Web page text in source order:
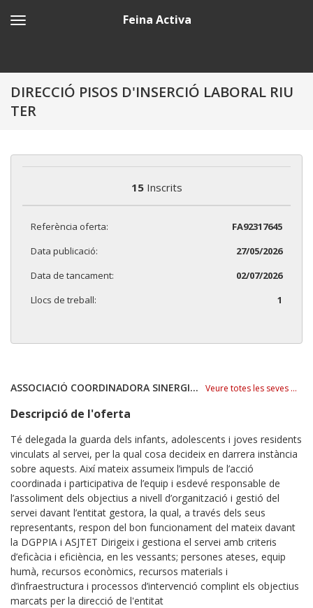
Feina Activa
DIRECCIÓ PISOS D'INSERCIÓ LABORAL RIU
TER
15Inscrits
Referència oferta:
FA92317645
Data publicació:
27/05/2026
Data de tancament:
02/07/2026
Llocs de treball:
1
ASSOCIACIÓ COORDINADORA SINERGIA SOCIAL Veure totes les seves ofertes
Descripció de l'oferta
Té delegada la guarda dels infants, adolescents i joves residents
vinculats al servei, per la qual cosa decideix en darrera instància
sobre aquests. Així mateix assumeix l’impuls de l’acció
coordinada i participativa de l’equip i esdevé responsable de
l’assoliment dels objectius a nivell d’organització i gestió del
servei davant l’entitat gestora, la qual, a través dels seus
representants, respon del bon funcionament del mateix davant
la DGPPIA i ASJTET Dirigeix i gestiona el servei amb criteris
d’eficàcia i eficiència, en les vessants; persones ateses, equip
humà, recursos econòmics, recursos materials i
d’infraestructura i processos d’intervenció complint els objectius
marcats per la direcció de l'entitat